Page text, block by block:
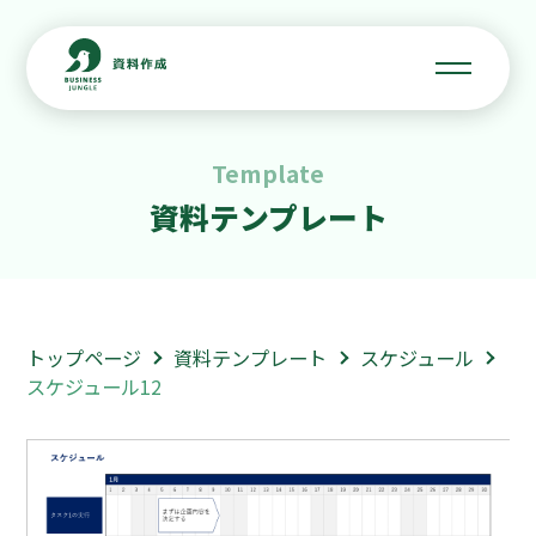
Template
資料テンプレート
トップページ 資料テンプレート
スケジュール
スケジュール12